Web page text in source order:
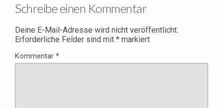
Schreibe einen Kommentar
Deine E-Mail-Adresse wird nicht veröffentlicht.
Erforderliche Felder sind mit * markiert
Kommentar *